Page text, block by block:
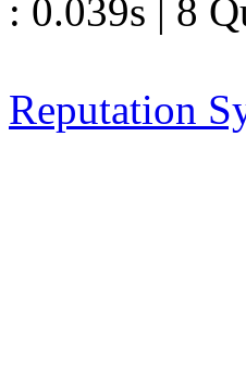
: 0.039s | 8
Reputation